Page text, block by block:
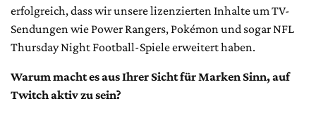
erfolgreich, dass wir unsere lizenzierten Inhalte um TV-
Sendungen wie Power Rangers, Pokémon und sogar NFL
Thursday Night Football-Spiele erweitert haben.
Warum macht es aus Ihrer Sicht für Marken Sinn, auf
Twitch aktiv zu sein?